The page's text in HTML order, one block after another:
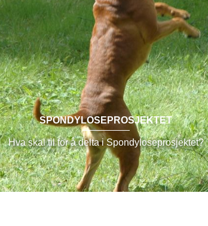
SPONDYLOSEPROSJEKTET
Hva skal til for å delta i Spondyloseprosjektet?